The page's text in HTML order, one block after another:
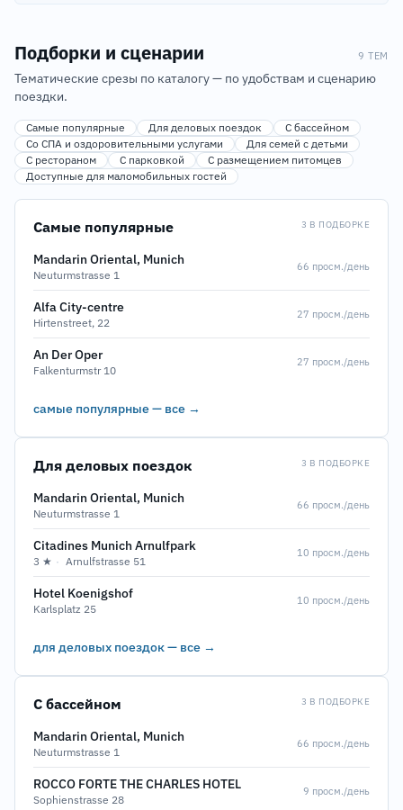
Подборки и сценарии 9 ТЕМ
Тематические срезы по каталогу — по удобствам и сценарию
поездки.
Самые популярные Для деловых поездок
С бассейном
Со СПА и оздоровительными услугами
Для семей с детьми
С рестораном
С парковкой
С размещением питомцев
Доступные для маломобильных гостей
Самые популярные 3 В ПОДБОРКЕ
Mandarin Oriental, Munich
Neuturmstrasse 1
66 просм./день
Alfa City-centre
Hirtenstreet, 22
27 просм./день
An Der Oper
Falkenturmstr 10
27 просм./день
самые популярные — все →
Для деловых поездок 3 В ПОДБОРКЕ
Mandarin Oriental, Munich
Neuturmstrasse 1
66 просм./день
Citadines Munich Arnulfpark
3 ★ · Arnulfstrasse 51
10 просм./день
Hotel Koenigshof
Karlsplatz 25
10 просм./день
для деловых поездок — все →
С бассейном 3 В ПОДБОРКЕ
Mandarin Oriental, Munich
Neuturmstrasse 1
66 просм./день
ROCCO FORTE THE CHARLES HOTEL
Sophienstrasse 28
9 просм./день